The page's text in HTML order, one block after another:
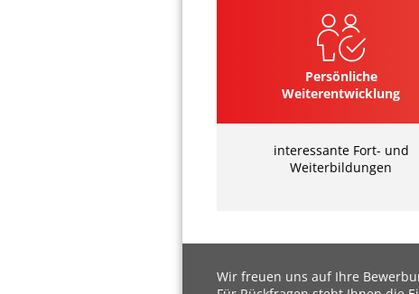
Persönliche
Weiterentwicklung
interessante Fort- und
Weiterbildungen
Wir freuen uns auf Ihre